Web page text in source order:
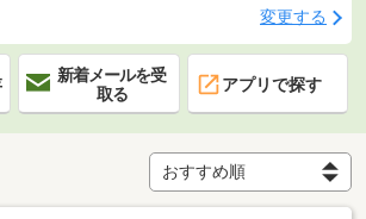
変更する
新着メールを受
取る
アプリで探す